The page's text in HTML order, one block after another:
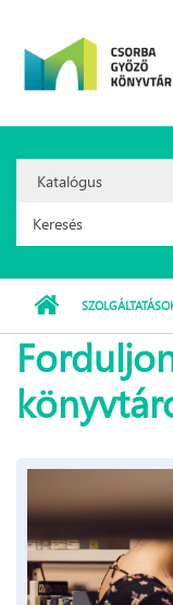
Option:
Keresés